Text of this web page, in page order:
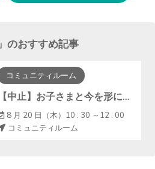
」のおすすめ記事
コミュニティルーム
【中止】お子さまと今を形に『手形アート・ﾌｧｰｽﾄｶｯﾄｱｰﾄ』
8 月 20 日（木）10 : 30 ～12 : 00
コミュニティルーム